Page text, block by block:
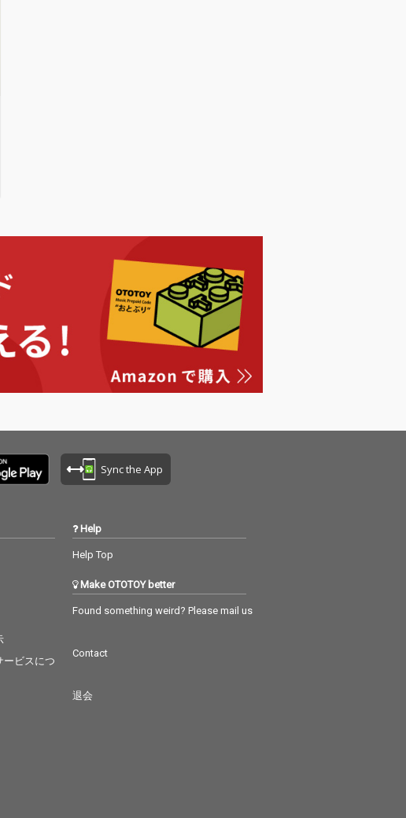
Sync the App
ービスにつ
Help
Help Top
Make OTOTOY better
Found something weird? Please mail us
Contact
退会